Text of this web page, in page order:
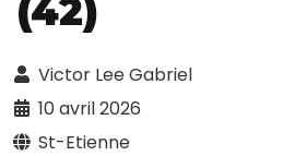
(42)
Victor Lee Gabriel
10 avril 2026
St-Etienne